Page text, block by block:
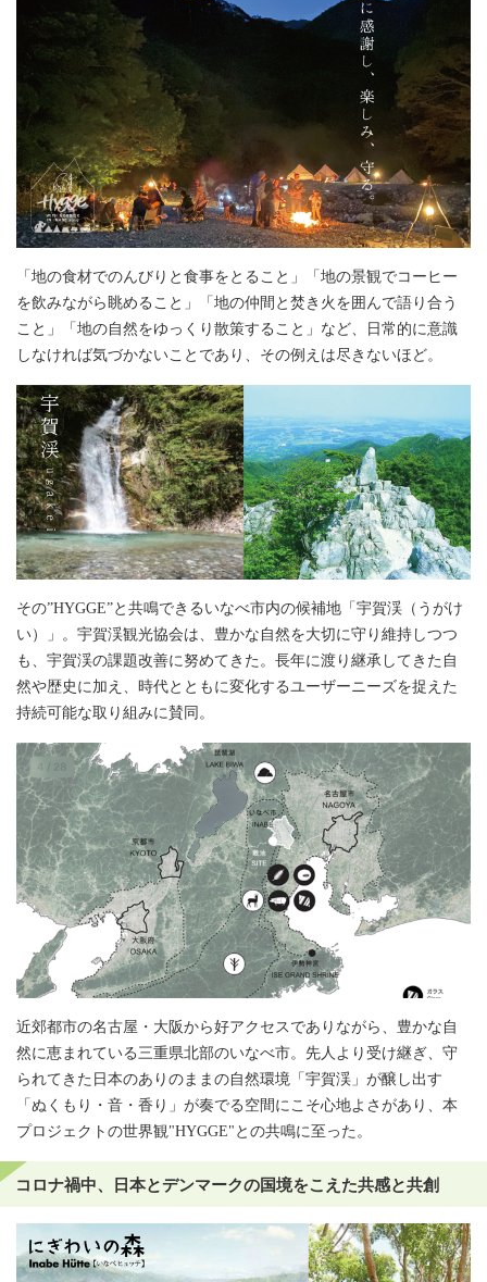
「地の食材でのんびりと食事をとること」「地の景観でコーヒー
を飲みながら眺めること」「地の仲間と焚き火を囲んで語り合う
こと」「地の自然をゆっくり散策すること」など、日常的に意識
しなければ気づかないことであり、その例えは尽きないほど。
その”HYGGE”と共鳴できるいなべ市内の候補地「宇賀渓（うがけ
い）」。宇賀渓観光協会は、豊かな自然を大切に守り維持しつつ
も、宇賀渓の課題改善に努めてきた。長年に渡り継承してきた自
然や歴史に加え、時代とともに変化するユーザーニーズを捉えた
持続可能な取り組みに賛同。
近郊都市の名古屋・大阪から好アクセスでありながら、豊かな自
然に恵まれている三重県北部のいなべ市。先人より受け継ぎ、守
られてきた日本のありのままの自然環境「宇賀渓」が醸し出す
「ぬくもり・音・香り」が奏でる空間にこそ心地よさがあり、本
プロジェクトの世界観"HYGGE"との共鳴に至った。
コロナ禍中、日本とデンマークの国境をこえた共感と共創